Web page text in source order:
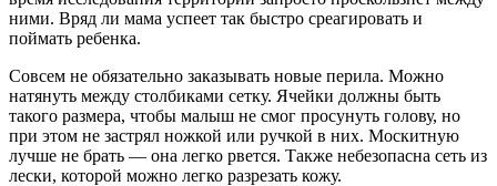
ними. Вряд ли мама успеет так быстро среагировать и
поймать ребенка.
Совсем не обязательно заказывать новые перила. Можно
натянуть между столбиками сетку. Ячейки должны быть
такого размера, чтобы малыш не смог просунуть голову, но
при этом не застрял ножкой или ручкой в них. Москитную
лучше не брать — она легко рвется. Также небезопасна сеть из
лески, которой можно легко разрезать кожу.